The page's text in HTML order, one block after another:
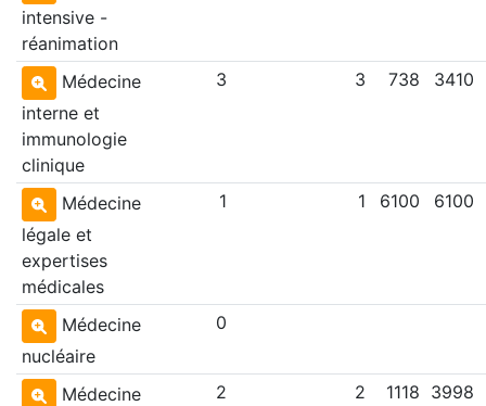
intensive -
réanimation
Médecine
interne et
immunologie
clinique
3 3 738 3410
Médecine
légale et
expertises
médicales
1 1 6100 6100
Médecine
nucléaire
0
Médecine
2 2 1118 3998